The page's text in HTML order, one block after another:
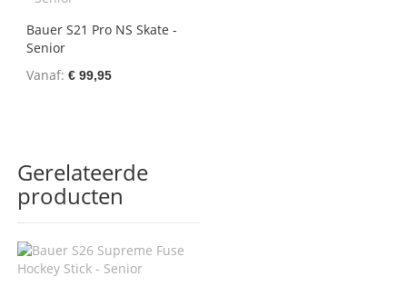
Bauer S21 Pro NS Skate -
Senior
Vanaf € 99,95
Gerelateerde
producten